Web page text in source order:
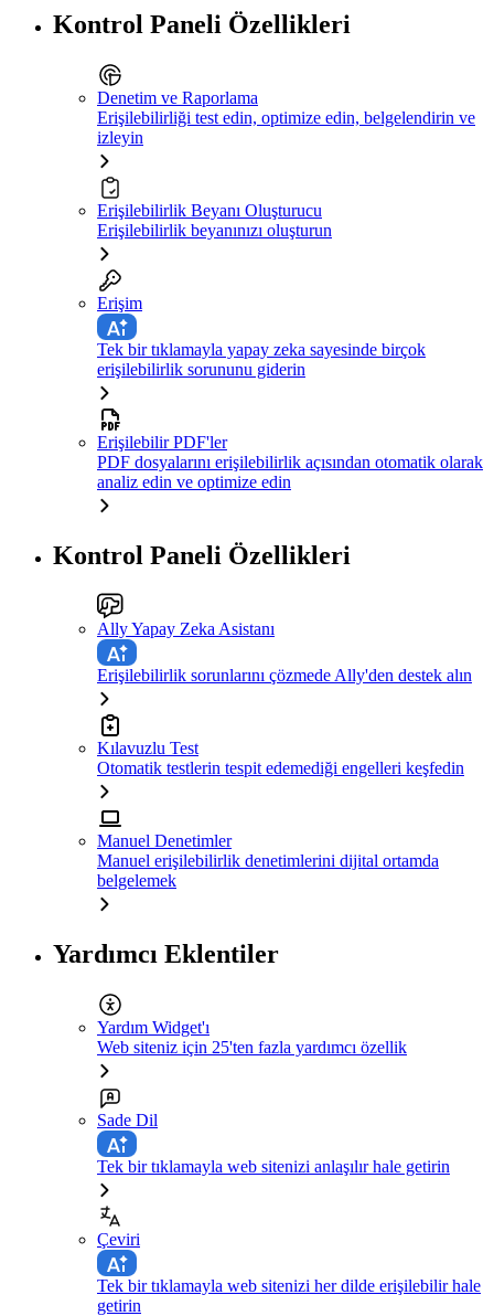
Kontrol Paneli Özellikleri
Denetim ve Raporlama
Erişilebilirliği test edin, optimize edin, belgelendirin ve
izleyin
Erişilebilirlik Beyanı Oluşturucu
Erişilebilirlik beyanınızı oluşturun
Erişim
Tek bir tıklamayla yapay zeka sayesinde birçok
erişilebilirlik sorununu giderin
Erişilebilir PDF'ler
PDF dosyalarını erişilebilirlik açısından otomatik olarak
analiz edin ve optimize edin
Kontrol Paneli Özellikleri
Ally Yapay Zeka Asistanı
Erişilebilirlik sorunlarını çözmede Ally'den destek alın
Kılavuzlu Test
Otomatik testlerin tespit edemediği engelleri keşfedin
Manuel Denetimler
Manuel erişilebilirlik denetimlerini dijital ortamda
belgelemek
Yardımcı Eklentiler
Yardım Widget'ı
Web siteniz için 25'ten fazla yardımcı özellik
Sade Dil
Tek bir tıklamayla web sitenizi anlaşılır hale getirin
Çeviri
Tek bir tıklamayla web sitenizi her dilde erişilebilir hale
getirin